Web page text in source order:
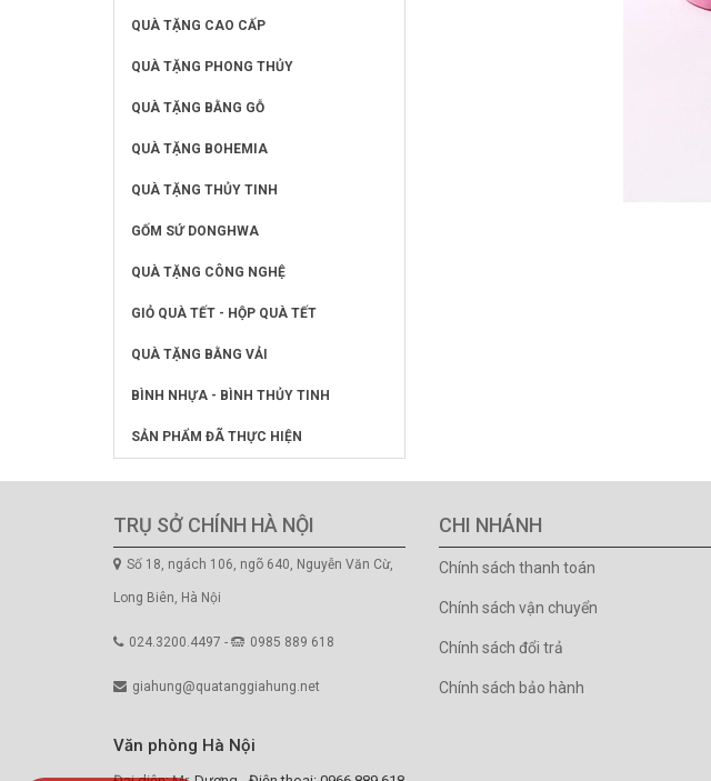
QUÀ TẶNG CAO CẤP
QUÀ TẶNG PHONG THỦY
QUÀ TẶNG BẰNG GỖ
QUÀ TẶNG BOHEMIA
QUÀ TẶNG THỦY TINH
GỐM SỨ DONGHWA
QUÀ TẶNG CÔNG NGHỆ
GIỎ QUÀ TẾT - HỘP QUÀ TẾT
QUÀ TẶNG BẰNG VẢI
BÌNH NHỰA - BÌNH THỦY TINH
SẢN PHẨM ĐÃ THỰC HIỆN
TRỤ SỞ CHÍNH HÀ NỘI
Số 18, ngách 106, ngõ 640, Nguyễn Văn Cừ,
Long Biên, Hà Nội
024.3200.4497 - 0985 889 618
giahung@quatanggiahung.net
CHI NHÁNH
Chính sách thanh toán
Chính sách vận chuyển
Chính sách đổi trả
Chính sách bảo hành
Văn phòng Hà Nội